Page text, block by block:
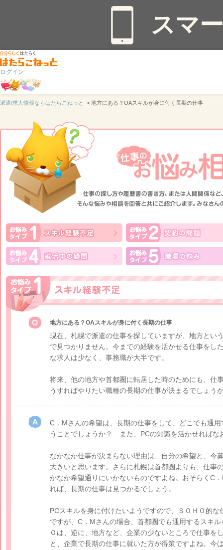
スマ
ログイン
派遣/求人情報ならはたらこねっと > 地方にある？OAスキルが身に付く長期の仕事
地方にある？OAスキルが身に付く長期の仕事
現在、札幌で派遣の仕事を探していますが、地方とい
で見つかりません。今までの経験を活かせる仕事をし
な求人は少なく、事務職が大半です。
将来、他の地方や首都圏に転居した時のためにも、仕
うすればやりたい職種の長期の仕事が決まるでしょう
C．Mさんの希望は、長期の仕事をして、どこでも通
うことでしょうか？ また、PCの知識を活かせればな
なかなか仕事が決まらない理由は、自分の希望と、今
大きいと思います。さらに札幌は首都圏よりも、仕事
かなか希望通りにいかないものですよね。おそらくC
れば、長期の仕事は見つかるでしょう。
PCスキルを身に付けたいようですので、ＳＯＨＯ的
ですが、C．Mさんの場合、首都圏でも通用するスキ
Ｏは、逆に、地方など、企業の少ないところで仕事を
と、企業で長期の仕事に就いた方が得策ですよね。今